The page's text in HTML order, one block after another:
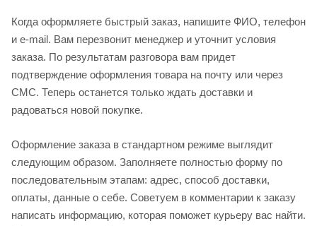
Когда оформляете быстрый заказ, напишите ФИО, телефон
и e-mail. Вам перезвонит менеджер и уточнит условия
заказа. По результатам разговора вам придет
подтверждение оформления товара на почту или через
СМС. Теперь останется только ждать доставки и
радоваться новой покупке.
Оформление заказа в стандартном режиме выглядит
следующим образом. Заполняете полностью форму по
последовательным этапам: адрес, способ доставки,
оплаты, данные о себе. Советуем в комментарии к заказу
написать информацию, которая поможет курьеру вас найти.